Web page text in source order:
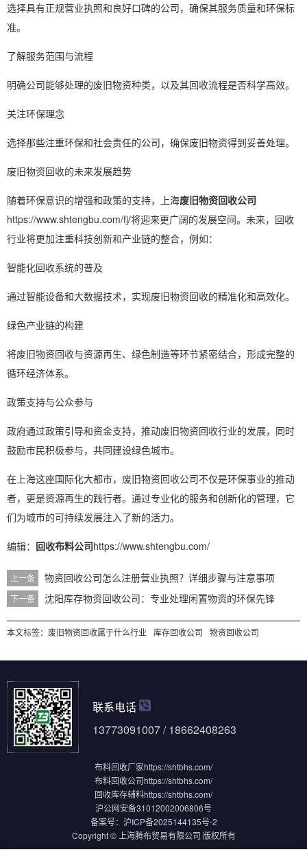
选择具有正规营业执照和良好口碑的公司，确保其服务质量和环保标
准。
了解服务范围与流程
明确公司能够处理的废旧物资种类，以及其回收流程是否科学高效。
关注环保理念
选择那些注重环保和社会责任的公司，确保废旧物资得到妥善处理。
废旧物资回收的未来发展趋势
随着环保意识的增强和政策的支持，上海废旧物资回收公司
https://www.shtengbu.com/fj/将迎来更广阔的发展空间。未来，回收
行业将更加注重科技创新和产业链的整合，例如：
智能化回收系统的普及
通过智能设备和大数据技术，实现废旧物资回收的精准化和高效化。
绿色产业链的构建
将废旧物资回收与资源再生、绿色制造等环节紧密结合，形成完整的
循环经济体系。
政策支持与公众参与
政府通过政策引导和资金支持，推动废旧物资回收行业的发展，同时
鼓励市民积极参与，共同建设绿色城市。
在上海这座国际化大都市，废旧物资回收公司不仅是环保事业的推动
者，更是资源再生的践行者。通过专业化的服务和创新化的管理，它
们为城市的可持续发展注入了新的活力。
编辑： 回收布料公司https://www.shtengbu.com/
上一条 物资回收公司怎么注册营业执照？详细步骤与注意事项
下一条 沈阳库存物资回收公司：专业处理闲置物资的环保先锋
本文标签： 废旧物资回收属于什么行业 库存回收公司 物资回收公司
联系电话
13773091007 / 18662408263
布料回收厂家https://shtbhs.com/
布料回收公司https://shtbhs.com/
回收库存辅料https://shtbhs.com/
沪公网安备31012002006806号
备案号： 沪ICP备2025144135号-2
Copyright © 上海腾布贸易有限公司 版权所有